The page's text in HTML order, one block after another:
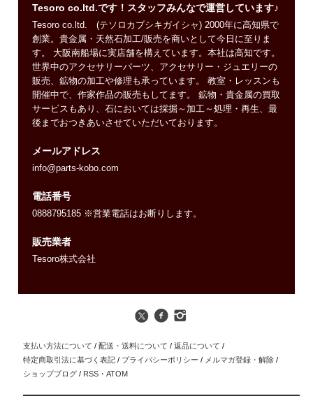
Tesoro co.ltd.です！スタッフみんなで運営しています♪
Tesoro co.ltd. (テソロカブシキガイシャ) 2000年に高知県で
創業。貴金属・天然石加工/販売を商いとして今日に至りま
す。 大阪南船場に実店舗を構えています。本社は高知です。
世界中のアクセサリーパーツ、アクセサリー・ジュエリーの
販売、鉱物の加工や修理も承っています。 教室・レッスンも
開催中で、作家作品の販売もしてます。 鉱物・貴金属の買取
サービスもあり、石においては採掘～加工～処理・再生、最
後までおつきあいさせていただいております。
メールアドレス
info@parts-kobo.com
電話番号
0888795185 ※営業電話はお断りします。
販売業者
Tesoro株式会社
支払い方法について / 配送・送料について / 返品について /
特定商取引法に基づく表記 / プライバシーポリシー / メルマガ登録・解除 /
ショップブログ / RSS ・ATOM